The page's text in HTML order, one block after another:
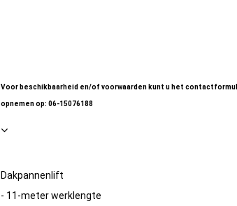
Voor beschikbaarheid en/of voorwaarden kunt u het
opnemen op: 06-15076188
Dakpannenlift
- 11-meter werklengte